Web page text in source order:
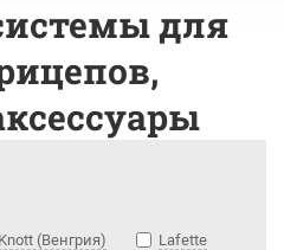
для
Knott (Венгрия)
Lafette